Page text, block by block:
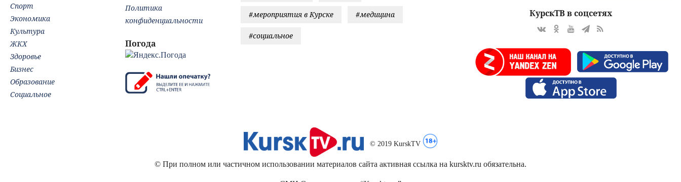
КурскТВ в соцсетях
#мероприятия в Курске #медицина
#социальное
Спорт
Экономика
Культура
ЖКХ
Здоровье
Бизнес
Образование
Социальное
Политика
конфиденциальности
Погода
© 2019 KurskTV
© При полном или частичном использовании материалов сайта активная ссылка на kursktv.ru обязательна.